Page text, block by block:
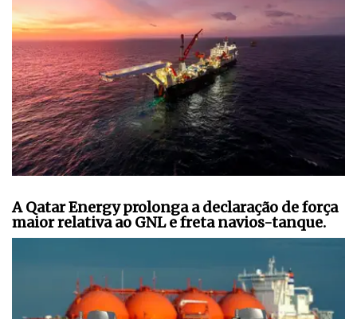
A Qatar Energy prolonga a declaração de força
maior relativa ao GNL e freta navios-tanque.